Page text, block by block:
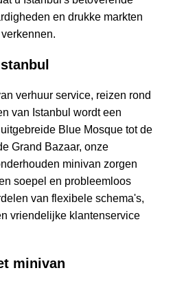
en drukke markten
verhuur service, reizen rond
van Istanbul wordt een
Blue Mosque tot de
Grand Bazaar, onze
minivan zorgen
soepel en probleemloos
van flexibele schema's,
vriendelijke klantenservice
minivan